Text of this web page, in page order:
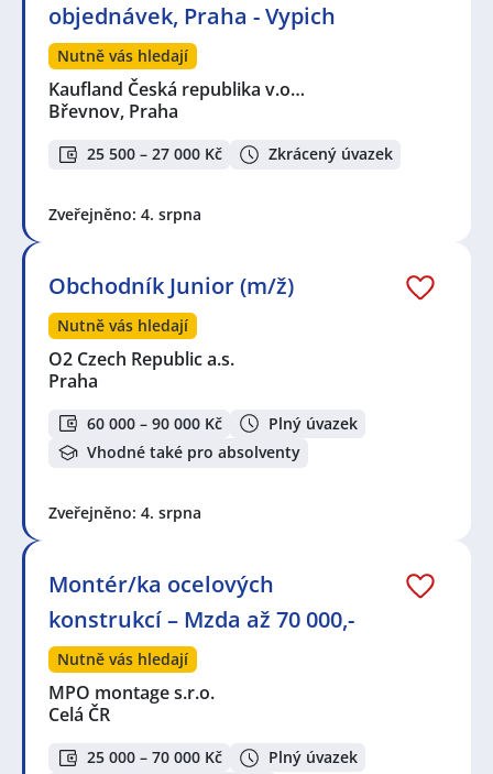
objednávek, Praha - Vypich
Nutně vás hledají
Kaufland Česká republika v.o…
Břevnov, Praha
25 500 – 27 000 Kč Zkrácený úvazek
Zveřejněno: 4. srpna
Obchodník Junior (m/ž)
Nutně vás hledají
O2 Czech Republic a.s.
Praha
60 000 – 90 000 Kč
Plný úvazek
Vhodné také pro absolventy
Zveřejněno: 4. srpna
Montér/ka ocelových
konstrukcí – Mzda až 70 000,-
Nutně vás hledají
MPO montage s.r.o.
Celá ČR
25 000 – 70 000 Kč
Plný úvazek